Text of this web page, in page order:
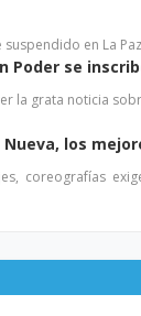
suspendido en La
Poder se
la grata noticia
los
coreografías